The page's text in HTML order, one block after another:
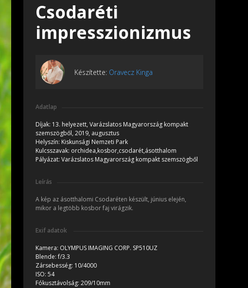
Csodaréti
impresszionizmus
Készítette: Oravecz Kinga
Adatlap
Díjak: 13. helyezett, Varázslatos Magyarország kompakt
szemszögből, 2019, augusztus
Helyszín: Kiskunsági Nemzeti Park
Kulcsszavak: orchidea,kosbor,csodarét,ásotthalom
Pályázat: Varázslatos Magyarország kompakt szemszögből
Leírás
A kép az ásotthalomi Csodaréten készült, június elején,
mikor a legtöbb kosbor faj virágzik.
Exif adatok
Kamera: OLYMPUS IMAGING CORP. SP510UZ
Blende:f/3.3
Zársebesség: 10/4000
ISO: 54
Fókusztávolság: 209/10mm